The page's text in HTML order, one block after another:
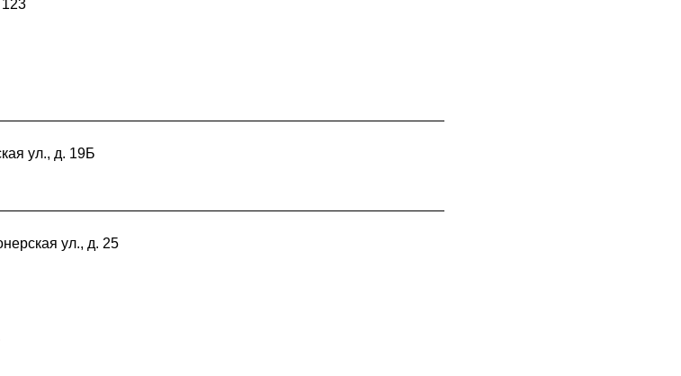
ул., д. 19Б
ул., д. 25